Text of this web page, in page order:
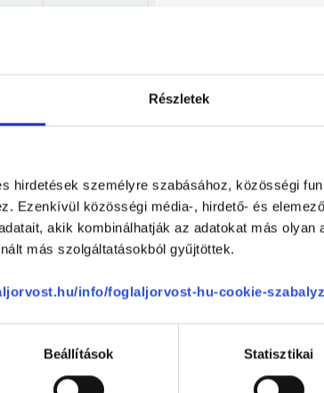
Részletek
hirdetések személyre szabásához, közösségi
Ezenkívül közösségi média-, hirdető- és
akik kombinálhatják az adatokat más olyan
más szolgáltatásokból gyűjtöttek.
info/foglaljorvost-hu-cookie-
Beállítások Statisztikai
jelölt (rezidens): általános orvosi oklevéllel rendelkező
irányuló képzésben vesz részt. Ezen orvosok által
tartozik és azt közvetlenül felügyeli az egészségügyi
önállóan láthat el feladatokat. A foglaljorvost.hu
esetén.